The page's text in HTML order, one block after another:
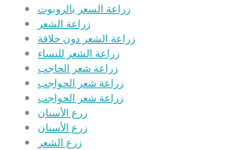
زراعة السعر بالروبوت
زراعة الشعر
زراعة الشعر دون حلاقة
زراعة الشعر للنساء
زراعة شعر الحاجب
زراعة شعر الحواجب
زراعة شعر الحواجب
زرع الأسنان
زرع الأسنان
زرع الشعر